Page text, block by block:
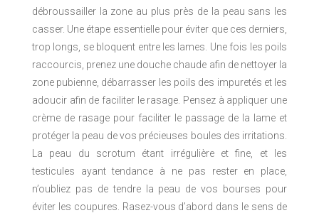
débroussailler la zone au plus près de la peau sans les
casser. Une étape essentielle pour éviter que ces derniers,
trop longs, se bloquent entre les lames. Une fois les poils
raccourcis, prenez une douche chaude afin de nettoyer la
zone pubienne, débarrasser les poils des impuretés et les
adoucir afin de faciliter le rasage. Pensez à appliquer une
crème de rasage pour faciliter le passage de la lame et
protéger la peau de vos précieuses boules des irritations.
La peau du scrotum étant irrégulière et fine, et les
testicules ayant tendance à ne pas rester en place,
n’oubliez pas de tendre la peau de vos bourses pour
éviter les coupures. Rasez-vous d’abord dans le sens de